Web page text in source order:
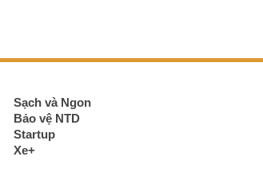
Sạch và Ngon
Bảo vệ NTD
Startup
Xe+